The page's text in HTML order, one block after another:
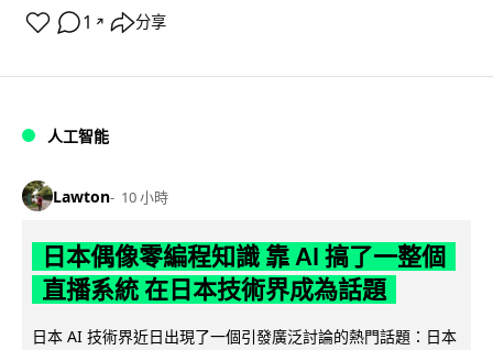
1 ↗ 分享
人工智能
Lawton 10 小時
日本偶像零編程知識 靠 AI 搞了一整個
直播系統 在日本技術界成為話題
日本 AI 技術界近日出現了一個引發廣泛討論的熱門話題：日本